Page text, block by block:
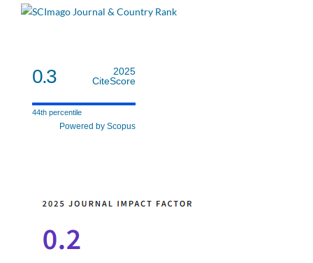
0.3
2025
CiteScore
44th percentile
Powered by Scopus